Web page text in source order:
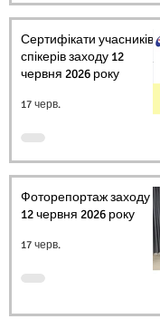
Сертифікати учасників і
спікерів заходу 12
червня 2026 року
17 черв.
Фоторепортаж заходу
12 червня 2026 року
17 черв.